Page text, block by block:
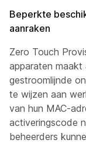
Beperkte
aanraken
Zero Touch
apparaten maakt
gestroomlijnde
te wijzen aan
van hun MAC-
activeringscode
beheerders